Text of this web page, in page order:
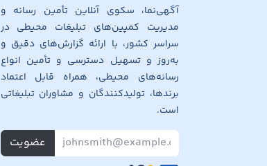
آگهی‌نما، سکوی آنلاین تأمین رسانه و
مدیریت کمپین‌های تبلیغات محیطی در
سراسر کشور، با ارائه گزارش‌های دقیق و
به‌روز و تسهیل دسترسی و تأمین انواع
رسانه‌های محیطی، همراه قابل اعتماد
برندها، تولیدکنندگان و مشاوران تبلیغاتی
است.
عضویت